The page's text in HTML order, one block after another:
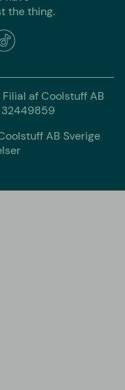
the thing.
af Coolstuff AB
32449859
AB Sverige